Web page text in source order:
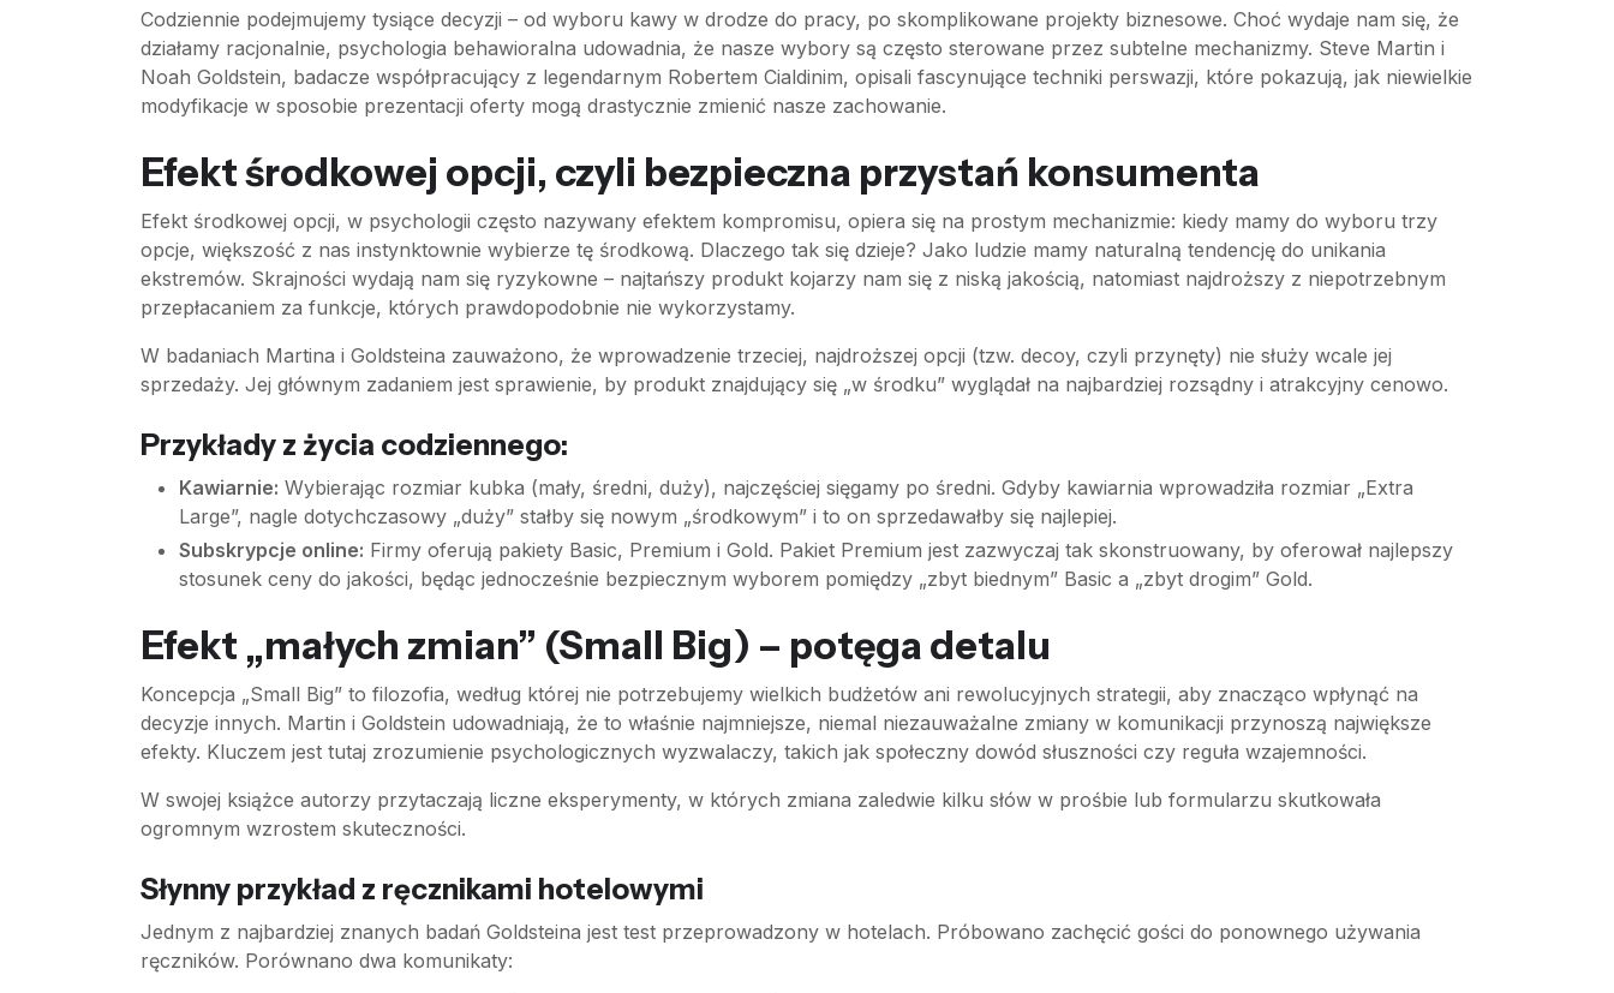
Codziennie podejmujemy tysiące decyzji – od wyboru kawy w drodze do pracy, po skomplikowane projekty biznesowe. Choć wydaje nam się, że
działamy racjonalnie, psychologia behawioralna udowadnia, że nasze wybory są często sterowane przez subtelne mechanizmy. Steve Martin i
Noah Goldstein, badacze współpracujący z legendarnym Robertem Cialdinim, opisali fascynujące techniki perswazji, które pokazują, jak niewielkie
modyfikacje w sposobie prezentacji oferty mogą drastycznie zmienić nasze zachowanie.
Efekt środkowej opcji, czyli bezpieczna przystań konsumenta
Efekt środkowej opcji, w psychologii często nazywany efektem kompromisu, opiera się na prostym mechanizmie: kiedy mamy do wyboru trzy
opcje, większość z nas instynktownie wybierze tę środkową. Dlaczego tak się dzieje? Jako ludzie mamy naturalną tendencję do unikania
ekstremów. Skrajności wydają nam się ryzykowne – najtańszy produkt kojarzy nam się z niską jakością, natomiast najdroższy z niepotrzebnym
przepłacaniem za funkcje, których prawdopodobnie nie wykorzystamy.
W badaniach Martina i Goldsteina zauważono, że wprowadzenie trzeciej, najdroższej opcji (tzw. decoy, czyli przynęty) nie służy wcale jej
sprzedaży. Jej głównym zadaniem jest sprawienie, by produkt znajdujący się „w środku” wyglądał na najbardziej rozsądny i atrakcyjny cenowo.
Przykłady z życia codziennego:
Kawiarnie: Wybierając rozmiar kubka (mały, średni, duży), najczęściej sięgamy po średni. Gdyby kawiarnia wprowadziła rozmiar „Extra
Large”, nagle dotychczasowy „duży” stałby się nowym „środkowym” i to on sprzedawałby się najlepiej.
Subskrypcje online: Firmy oferują pakiety Basic, Premium i Gold. Pakiet Premium jest zazwyczaj tak skonstruowany, by oferował najlepszy
stosunek ceny do jakości, będąc jednocześnie bezpiecznym wyborem pomiędzy „zbyt biednym” Basic a „zbyt drogim” Gold.
Efekt „małych zmian” (Small Big) – potęga detalu
Koncepcja „Small Big” to filozofia, według której nie potrzebujemy wielkich budżetów ani rewolucyjnych strategii, aby znacząco wpłynąć na
decyzje innych. Martin i Goldstein udowadniają, że to właśnie najmniejsze, niemal niezauważalne zmiany w komunikacji przynoszą największe
efekty. Kluczem jest tutaj zrozumienie psychologicznych wyzwalaczy, takich jak społeczny dowód słuszności czy reguła wzajemności.
W swojej książce autorzy przytaczają liczne eksperymenty, w których zmiana zaledwie kilku słów w prośbie lub formularzu skutkowała
ogromnym wzrostem skuteczności.
Słynny przykład z ręcznikami hotelowymi
Jednym z najbardziej znanych badań Goldsteina jest test przeprowadzony w hotelach. Próbowano zachęcić gości do ponownego używania
ręczników. Porównano dwa komunikaty: